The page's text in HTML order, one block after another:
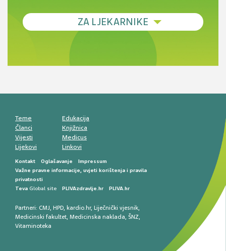
Debljina - od prevencije do personalizirane
Novi pogled na migrenu: komorbiditeti, spolne
razlike i nove terapije
smetnji do rane onkološke dijagnostike
ZA LJEKARNIKE
Antikoagulansi u ljekarničkoj praksi –
Teme
Članci
Vijesti
Lijekovi
Edukacija
Knjižnica
Medicus
Linkovi
Kontakt Oglašavanje
Impressum
Važne pravne informacije, uvjeti korištenja i pravila
privatnosti
Teva Global site PLIVAzdravlje.hr PLIVA.hr
Partneri: CMJ, HPD, kardio.hr, Liječnički vjesnik,
Medicinski fakultet, Medicinska naklada, ŠNZ,
Vitaminoteka